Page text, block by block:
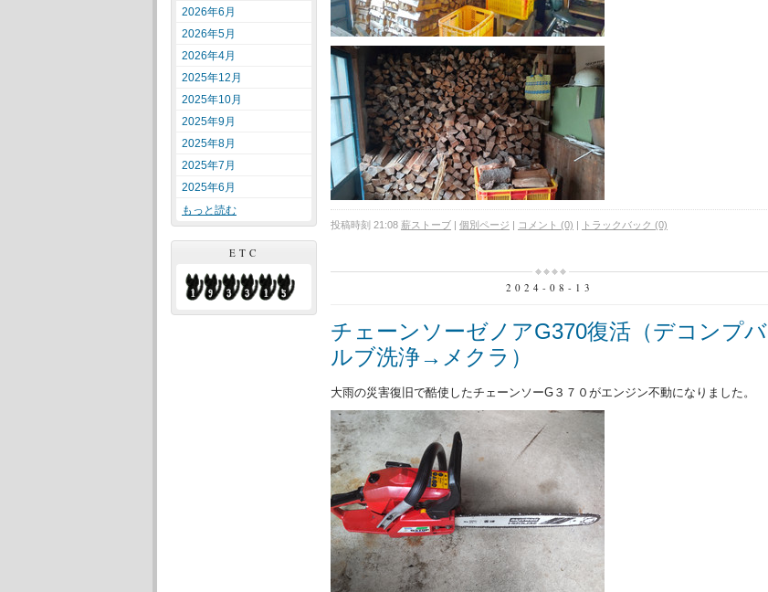
2026年6月
2026年5月
2026年4月
2025年12月
2025年10月
2025年9月
2025年8月
2025年7月
2025年6月
もっと読む
ETC
投稿時刻 21:08 薪ストーブ | 個別ページ | コメント (0) | トラックバック (0)
2024-08-13
チェーンソーゼノアG370復活（デコンプバ
ルブ洗浄→メクラ）
大雨の災害復旧で酷使したチェーンソーG３７０がエンジン不動になりました。